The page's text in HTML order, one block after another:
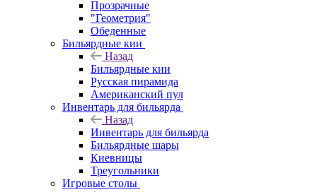
Прозрачные
"Геометрия"
Обеденные
Бильярдные кии
Назад
Бильярдные кии
Русская пирамида
Американский пул
Инвентарь для бильярда
Назад
Инвентарь для бильярда
Бильярдные шары
Киевницы
Треугольники
Игровые столы